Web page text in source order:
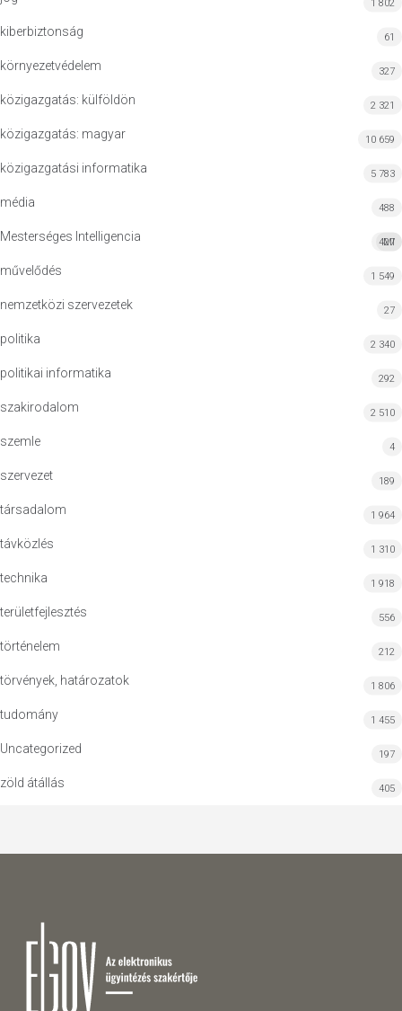
1 802
kiberbiztonság 61
környezetvédelem 327
közigazgatás: külföldön 2 321
közigazgatás: magyar 10 659
közigazgatási informatika 5 783
média 488
Mesterséges Intelligencia MI
427
művelődés 1 549
nemzetközi szervezetek 27
politika 2 340
politikai informatika 292
szakirodalom 2 510
szemle 4
szervezet 189
társadalom 1 964
távközlés 1 310
technika 1 918
területfejlesztés 556
történelem 212
törvények, határozatok 1 806
tudomány 1 455
Uncategorized 197
zöld átállás 405